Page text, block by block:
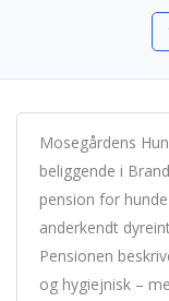
Mosegårdens
beliggende i
pension for
anderkendt
Pensionen
og hygiejnisk –